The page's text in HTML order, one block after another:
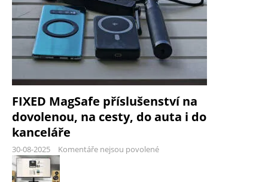
FIXED MagSafe příslušenství na
dovolenou, na cesty, do auta i do
kanceláře
30-08-2025 Komentáře nejsou povolené